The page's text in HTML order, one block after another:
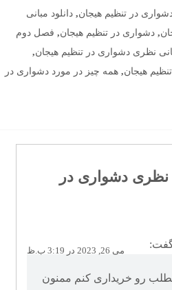
در تنظیم هیجان,دانلود مبانی
,دشواری در تنظیم هیجان,فصل دوم
نظری دشواری در تنظیم هیجان,
هیجان,همه چیز در مورد دشواری در
دشواری در
می 26, 2023 در 3:19 ب.ظ
رو خریداری کنم ممنون